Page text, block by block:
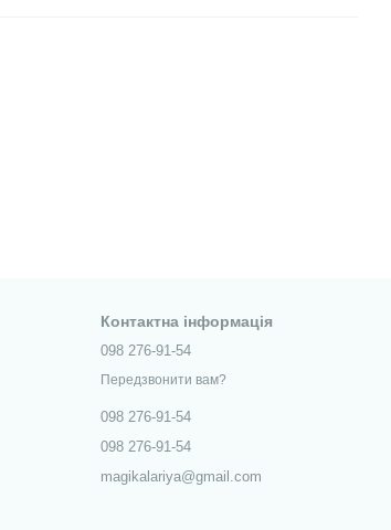
Контактна інформація
098 276-91-54
Передзвонити вам?
098 276-91-54
098 276-91-54
magikalariya@gmail.com